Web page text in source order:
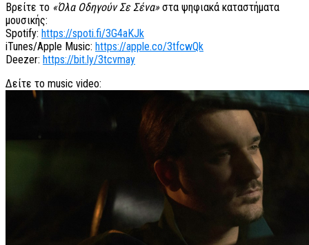
Βρείτε το «Όλα Οδηγούν Σε Σένα»στα ψηφιακά καταστήματα
μουσικής:
Spotify: https://spoti.fi/3G4aKJk
iTunes/Apple Music: https://apple.co/3tfcwQk
Deezer: https://bit.ly/3tcvmay
Δείτε το music video: